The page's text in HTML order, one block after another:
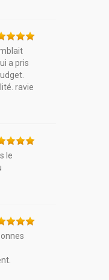
a pris
ravie
le